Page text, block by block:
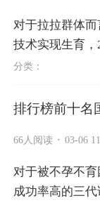
对于拉拉群体
技术实现生育，
万元，公立三甲
分类：
排行榜前十名
66人阅读 · 03-06
对于被不孕不育
成功率高的三